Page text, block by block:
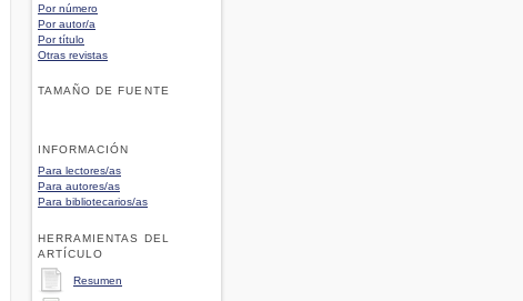
Por número
Por autor/a
Por título
Otras revistas
TAMAÑO DE FUENTE
INFORMACIÓN
Para lectores/as
Para autores/as
Para bibliotecarios/as
HERRAMIENTAS DEL
ARTÍCULO
Resumen